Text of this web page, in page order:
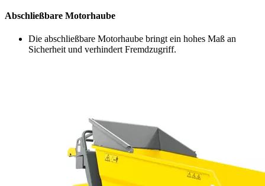
Abschließbare Motorhaube
Die abschließbare Motorhaube bringt ein hohes Maß an
Sicherheit und verhindert Fremdzugriff.